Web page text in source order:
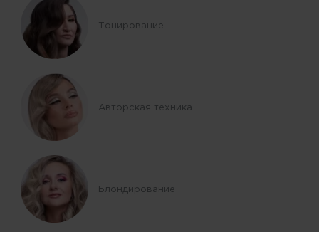
Тонирование
Авторская техника
Блондирование